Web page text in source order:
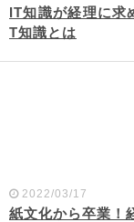
IT知識が経理に
T知識とは
2022/03/17
紙文化から卒業！